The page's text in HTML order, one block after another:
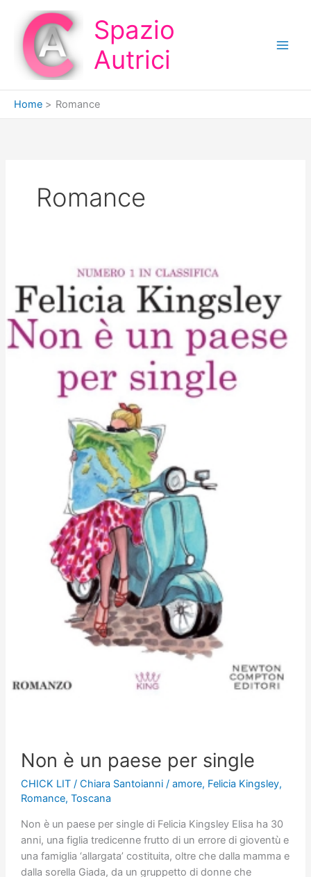
contenuto
Spazio
Autrici
Home Romance
Romance
Non è un paese per single
CHICK LIT/ Chiara Santoianni / amore, Felicia Kingsley,
Romance, Toscana
Non è un paese per single di Felicia Kingsley Elisa ha 30
anni, una figlia tredicenne frutto di un errore di gioventù e
una famiglia ‘allargata’ costituita, oltre che dalla mamma e
dalla sorella Giada, da un gruppetto di donne che